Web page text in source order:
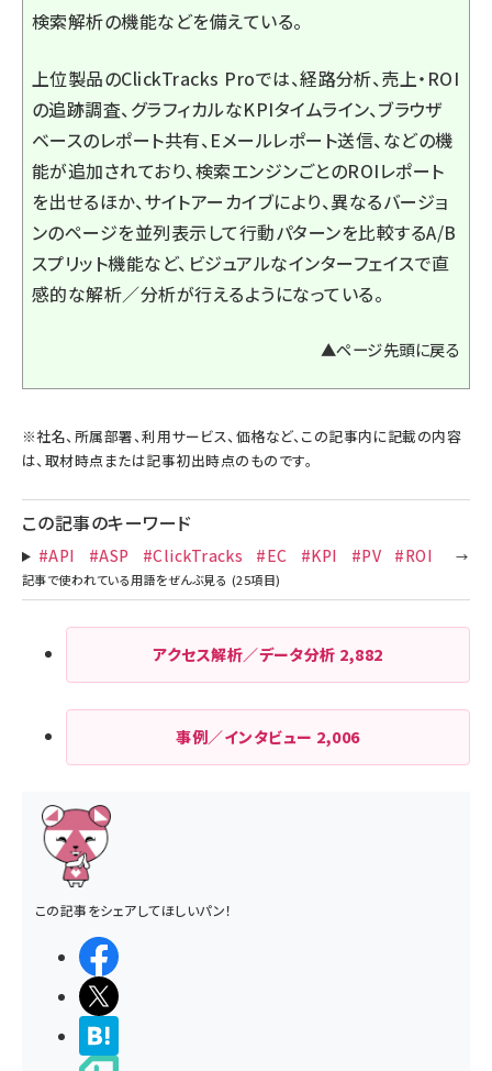
検索解析の機能などを備えている。
上位製品のClickTracks Proでは、経路分析、売上・ROI
の追跡調査、グラフィカルなKPIタイムライン、ブラウザ
ベースのレポート共有、Eメールレポート送信、などの機
能が追加されており、検索エンジンごとのROIレポート
を出せるほか、サイトアーカイブにより、異なるバージョ
ンのページを並列表示して行動パターンを比較するA/B
スプリット機能など、ビジュアルなインターフェイスで直
感的な解析／分析が行えるようになっている。
▲ページ先頭に戻る
※社名、所属部署、利用サービス、価格など、この記事内に記載の内容
は、取材時点または記事初出時点のものです。
この記事のキーワード
#API #ASP #ClickTracks #EC #KPI #PV #ROI
アクセス解析／データ分析 2,882
事例／インタビュー 2,006
この記事をシェアしてほしいパン！